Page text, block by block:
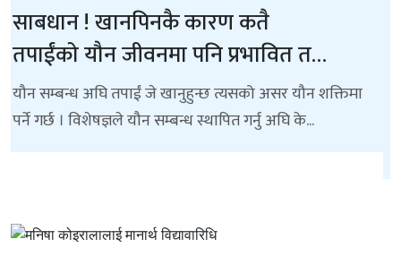
मदिरा सेवनबाहेक यस्ता कारणले पनि बढ्छ
मुखको क्यान्सरको खतरा
काठमाडौं– क्यान्सर किन हुन्छ रु भन्ने प्रश्नको ठ्याक्कै उत्तर
आजसम्म विज्ञानसँग छैन । धेरैलाई लाग्छ, केवल चुरोट, सुर्ती